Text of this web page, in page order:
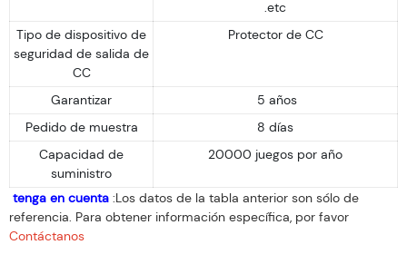
.etc
Tipo de dispositivo de
seguridad de salida de
CC
Protector de CC
Garantizar
5 años
Pedido de muestra
8 días
Capacidad de
suministro
20000 juegos por año
tenga en cuenta :Los datos de la tabla anterior son sólo de
referencia. Para obtener información específica, por favor
Contáctanos